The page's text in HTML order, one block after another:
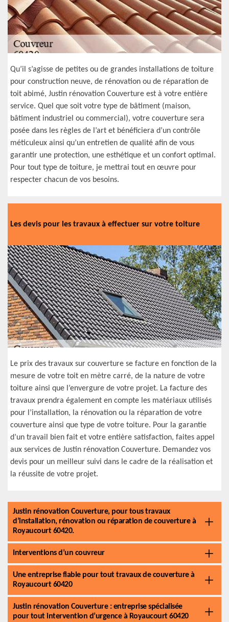
Qu’il s’agisse de petites ou de grandes installations de toiture
pour construction neuve, de rénovation ou de réparation de
toit abimé, Justin rénovation Couverture est à votre entière
service. Quel que soit votre type de bâtiment (maison,
bâtiment industriel ou commercial), votre couverture sera
posée dans les règles de l’art et bénéficiera d’un contrôle
méticuleux ainsi qu’un entretien de qualité afin de vous
garantir une protection, une esthétique et un confort optimal.
Pour tout type de toiture, je mettrai tout en œuvre pour
respecter chacun de vos besoins.
Les devis pour les travaux à effectuer sur votre toiture
Le prix des travaux sur couverture se facture en fonction de la
mesure de votre toit en mètre carré, de la nature de votre
toiture ainsi que l’envergure de votre projet. La facture des
travaux prendra également en compte les matériaux utilisés
pour l’installation, la rénovation ou la réparation de votre
couverture ainsi que type de votre toiture. Pour la garantie
d’un travail bien fait et votre entière satisfaction, faites appel
aux services de Justin rénovation Couverture. Demandez vos
devis pour un meilleur suivi dans le cadre de la réalisation et
la réussite de votre projet.
Justin rénovation Couverture, pour tous travaux
d’installation, rénovation ou réparation de couverture à
Royaucourt 60420.
Interventions d’un couvreur
Une entreprise fiable pour tout travaux de couverture à
Royaucourt 60420
Justin rénovation Couverture : entreprise spécialisée
pour tout intervention d’urgence à Royaucourt 60420